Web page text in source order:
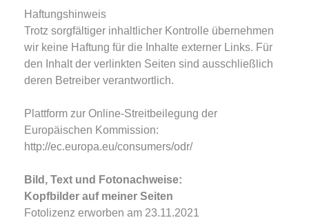
Haftungshinweis
Trotz sorgfältiger inhaltlicher Kontrolle übernehmen
wir keine Haftung für die Inhalte externer Links. Für
den Inhalt der verlinkten Seiten sind ausschließlich
deren Betreiber verantwortlich.
Plattform zur Online-Streitbeilegung der
Europäischen Kommission:
http://ec.europa.eu/consumers/odr/
Bild, Text und Fotonachweise:
Kopfbilder auf meiner Seiten
Fotolizenz erworben am 23.11.2021